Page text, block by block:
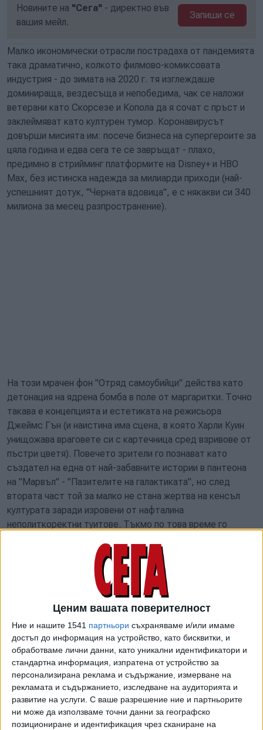
Ценим вашата поверителност
Ние и нашите 1541 партньори съхраняваме и/или имаме
достъп до информация на устройство, като бисквитки, и
обработваме лични данни, като уникални идентификатори и
стандартна информация, изпратена от устройство за
персонализирана реклама и съдържание, измерване на
рекламата и съдържанието, изследване на аудиторията и
развитие на услуги. С ваше разрешение ние и партньорите
ни може да използваме точни данни за географско
позициониране и идентификация чрез сканиране на
Новините на "Сега" - директно във
вашия мейл.
Запиши се
Малко икономически отрасли пострадаха от пандемията
така драматично, колкото филмово-комиксовата
индустрия - до зимата на 2020 г. тя изглеждаше
доминираща, вездесъща и непобедима, чак се наложи
ветерани като Скорсезе и Копола да я сочат с пръст и
заклеймяват като културен тумор. Коронавирусът
довърши мисията им: посече бизнеса на супергероите за
цяла година и едва сега те се завръщат - плахо,
предимно в стрийминг платформите на Disney+ и HBO
Max, без истинска надежда за милиарди приходи (най-
успешният дотук, "Черната вдовица", е с някакви си 340
милиона за месец разпространение).
На този мрачен фон "Отряд самоубийци" действа като
детонация на ядрена бомба в поле от маргаритки. Точно
такава е концепцията и естетиката на режисьора
Джеймс Гън (и наистина има сцена, в която Харли Куин
унищожава враговете си с картечница сред взривове от
пъстри цветя). Повечето зрители го познават като
създател на една от най-забавните истории в пантеона
на "Марвъл" - "Пазителите на галактиката", но след
втората част той за малко не стана жертва на кенсъл
културата заради изровени от нафталина
неполиткоректни туитове. Тъкмо по това време го
супергеройска вселена на DC Comics. Нейната основна
черта е гробовната сериозност - и, струва ми се, тъкмо
заради нея филмите им са две обиколки зад хитовете на
второразряден хорър, сатира и черна комедия "Трома",
и ако кървавата баня и непочтителният хумор в
блокбъстърите му се струват някому прекалени - да
ходи да гледа героични продукции за мъже в чорапогащи.
Самоубийците не са точно герои, а анти такива; злодеи,
държани на къса каишка, които в никакъв случай не биха
спасили света просто от добро сърце.